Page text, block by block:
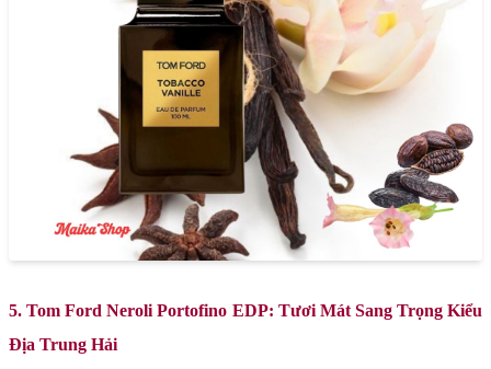
5. Tom Ford Neroli Portofino EDP: Tươi Mát Sang Trọng Kiểu
Địa Trung Hải